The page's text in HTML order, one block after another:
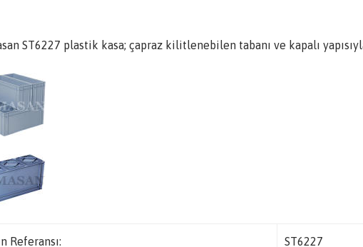
ST6227 plastik kasa; çapraz kilitlenebilen tabanı ve kapalı
Referansı: ST6227